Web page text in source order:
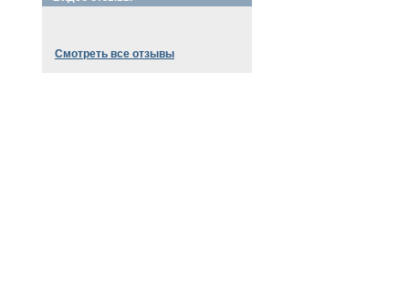
Смотреть все отзывы